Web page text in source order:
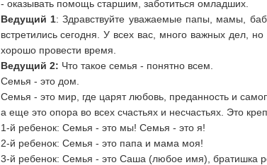
- оказывать помощь старшим, заботиться омладших.
Ведущий 1: Здравствуйте уважаемые папы, мамы,
встретились сегодня. У всех вас, много важных дел,
хорошо провести время.
Ведущий 2: Что такое семья - понятно всем.
Семья - это дом.
Семья - это мир, где царят любовь, преданность и
а еще это опора во всех счастьях и несчастьях. Это
1-й ребенок: Семья - это мы! Семья - это я!
2-й ребенок: Семья - это папа и мама моя!
3-й ребенок: Семья - это Саша (любое имя), братишка